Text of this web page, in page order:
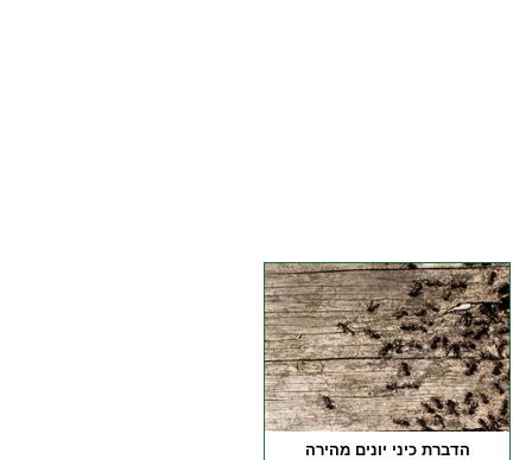
הדברת כיני יונים מהירה